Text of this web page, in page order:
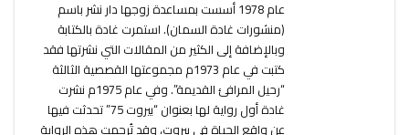
عام 1978 أسست بمساعدة زوجها دار نشر باسم
(منشورات غادة السمان). استمرت غادة بالكتابة
وبالإضافة إلى الكثير من المقالات التي نشرتها فقد
كتبت في عام 1973م مجموعتها القصصية الثالثة
“رحيل المرافئ القديمة”. وفي عام 1975م نشرت
غادة أول رواية لها بعنوان “بيروت 75” تحدثت فيها
عن واقع الحياة في بيروت، وقد تُرجمت هذه الرواية